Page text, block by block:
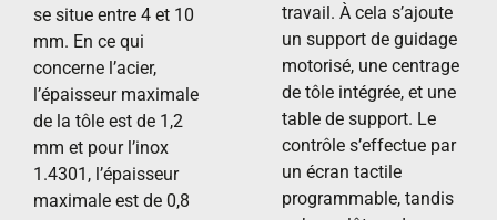
se situe entre 4 et 10
mm. En ce qui
concerne l’acier,
l’épaisseur maximale
de la tôle est de 1,2
mm et pour l’inox
1.4301, l’épaisseur
maximale est de 0,8
travail. À cela s’ajoute
un support de guidage
motorisé, une centrage
de tôle intégrée, et une
table de support. Le
contrôle s’effectue par
un écran tactile
programmable, tandis